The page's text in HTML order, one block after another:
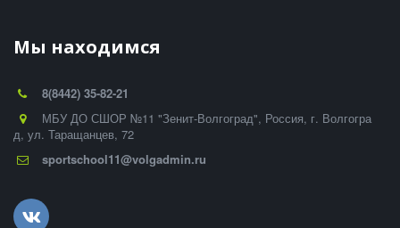
Мы находимся
8(8442) 35-82-21
МБУ ДО СШОР №11 "Зенит-Волгоград", Россия, г. Волгогра
д, ул. Таращанцев, 72
sportschool11@volgadmin.ru